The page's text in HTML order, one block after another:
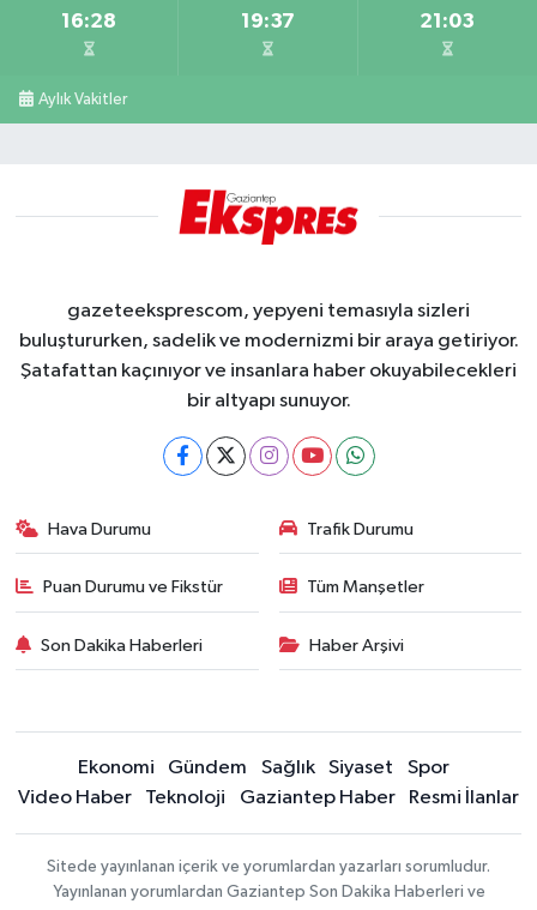
16:28 19:37 21:03
Aylık Vakitler
gazeteeksprescom, yepyeni temasıyla sizleri
buluştururken, sadelik ve modernizmi bir araya getiriyor.
Şatafattan kaçınıyor ve insanlara haber okuyabilecekleri
bir altyapı sunuyor.
Hava Durumu Trafik Durumu
Puan Durumu ve Fikstür Tüm Manşetler
Son Dakika Haberleri Haber Arşivi
Ekonomi Gündem Sağlık Siyaset
Spor
Video Haber
Teknoloji Gaziantep Haber Resmi İlanlar
Sitede yayınlanan içerik ve yorumlardan yazarları sorumludur.
Yayınlanan yorumlardan Gaziantep Son Dakika Haberleri ve